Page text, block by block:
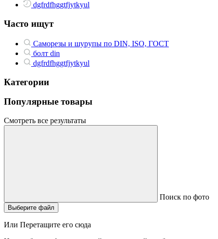
dgfrdfhggtfjytkyul
Часто ищут
Саморезы и шурупы по DIN, ISO, ГОСТ
болт din
dgfrdfhggtfjytkyul
Категории
Популярные товары
Смотреть все результаты
Поиск по фото
Выберите файл
Или Перетащите его сюда